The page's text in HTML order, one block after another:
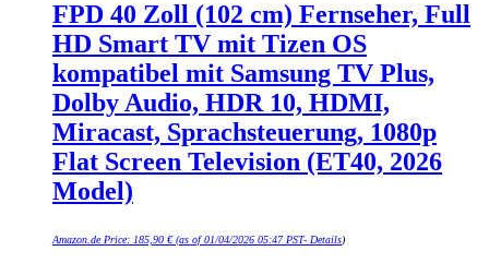
FPD 40 Zoll (102 cm) Fernseher, Full
HD Smart TV mit Tizen OS
kompatibel mit Samsung TV Plus,
Dolby Audio, HDR 10, HDMI,
Miracast, Sprachsteuerung, 1080p
Flat Screen Television (ET40, 2026
Model)
Amazon.de Price: 185,90 €(as of 01/04/2026 05:47 PST- Details)